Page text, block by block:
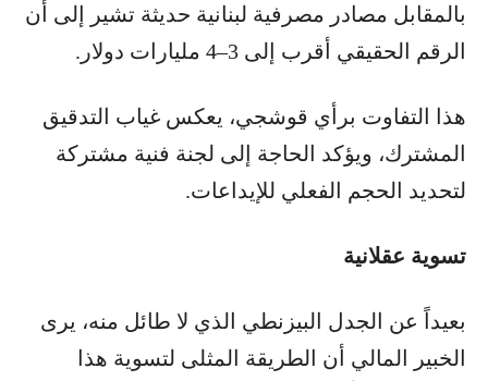
بالمقابل مصادر مصرفية لبنانية حديثة تشير إلى أن
الرقم الحقيقي أقرب إلى 3–4 مليارات دولار.
هذا التفاوت برأي قوشجي، يعكس غياب التدقيق
المشترك، ويؤكد الحاجة إلى لجنة فنية مشتركة
لتحديد الحجم الفعلي للإيداعات.
تسوية عقلانية
بعيداً عن الجدل البيزنطي الذي لا طائل منه، يرى
الخبير المالي أن الطريقة المثلى لتسوية هذا